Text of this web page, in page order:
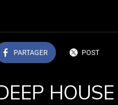
PARTAGER POST